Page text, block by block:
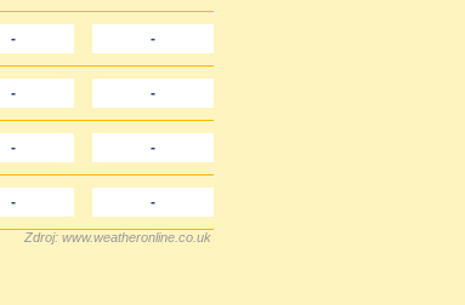
- -
- -
- -
- -
Zdroj: www.weatheronline.co.uk